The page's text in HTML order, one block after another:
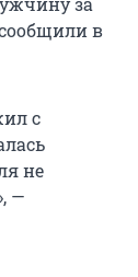
в
с
не
—